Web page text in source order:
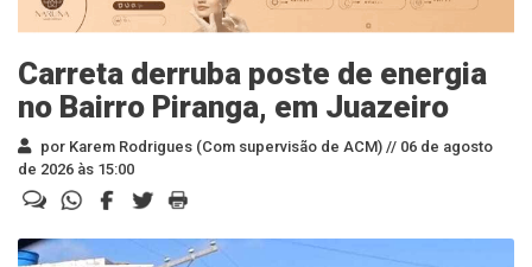
Carreta derruba poste de energia
no Bairro Piranga, em Juazeiro
por Karem Rodrigues (Com supervisão de ACM) // 06 de agosto
de 2026 às 15:00